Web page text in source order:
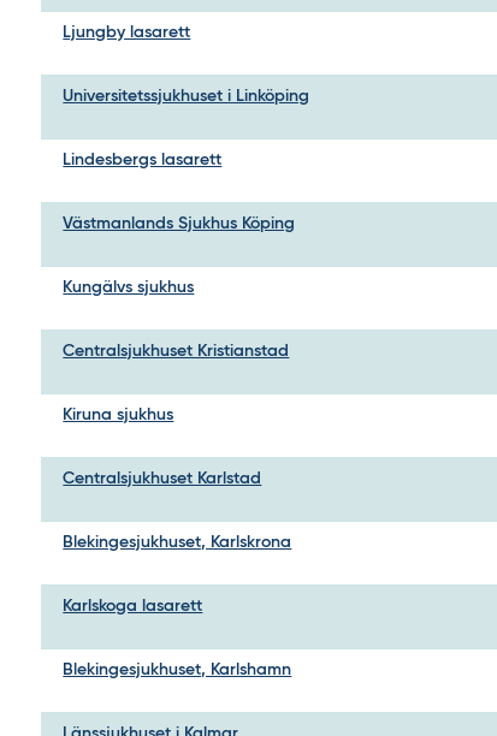
Ljungby lasarett
Universitetssjukhuset i Linköping
Lindesbergs lasarett
Västmanlands Sjukhus Köping
Kungälvs sjukhus
Centralsjukhuset Kristianstad
Kiruna sjukhus
Centralsjukhuset Karlstad
Blekingesjukhuset, Karlskrona
Karlskoga lasarett
Blekingesjukhuset, Karlshamn